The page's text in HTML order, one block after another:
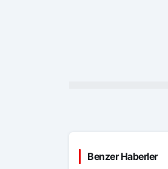
Benzer Haberler